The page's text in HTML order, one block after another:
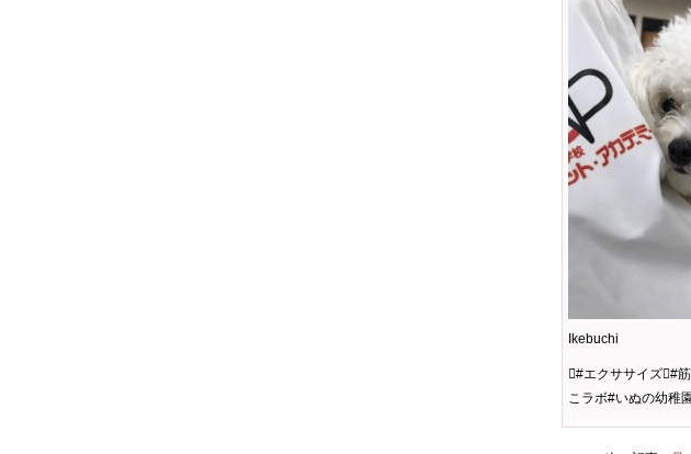
Ikebuchi
#エクササイズ#
こラボ#いぬの幼稚